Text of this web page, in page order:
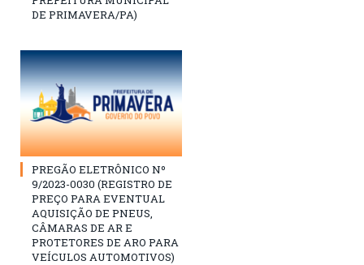
DE PRIMAVERA/PA)
PREGÃO ELETRÔNICO Nº
9/2023-0030 (REGISTRO DE
PREÇO PARA EVENTUAL
AQUISIÇÃO DE PNEUS,
CÂMARAS DE AR E
PROTETORES DE ARO PARA
VEÍCULOS AUTOMOTIVOS)